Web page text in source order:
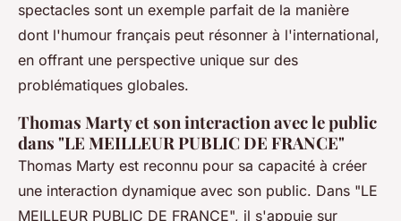
spectacles sont un exemple parfait de la manière
dont l'humour français peut résonner à l'international,
en offrant une perspective unique sur des
problématiques globales.
Thomas Marty et son interaction avec le public
dans "LE MEILLEUR PUBLIC DE FRANCE"
Thomas Marty est reconnu pour sa capacité à créer
une interaction dynamique avec son public. Dans "LE
MEILLEUR PUBLIC DE FRANCE", il s'appuie sur